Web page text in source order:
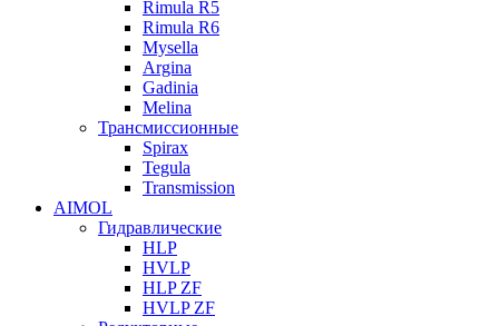
Rimula R5
Rimula R6
Mysella
Argina
Gadinia
Melina
Трансмиссионные
Spirax
Tegula
Transmission
AIMOL
Гидравлические
HLP
HVLP
HLP ZF
HVLP ZF